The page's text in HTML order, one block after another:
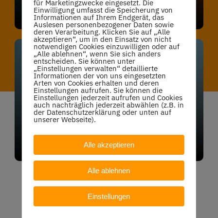
Dolor sit amet magna
Meet our team
The Instructors
Dolor sit amet magna
für Marketingzwecke eingesetzt. Die
Einwilligung umfasst die Speicherung von
Informationen auf Ihrem Endgerät, das
Auslesen personenbezogener Daten sowie
deren Verarbeitung. Klicken Sie auf „Alle
akzeptieren“, um in den Einsatz von nicht
notwendigen Cookies einzuwilligen oder auf
„Alle ablehnen“, wenn Sie sich anders
entscheiden. Sie können unter
„Einstellungen verwalten“ detaillierte
Informationen der von uns eingesetzten
Arten von Cookies erhalten und deren
Einstellungen aufrufen. Sie können die
Einstellungen jederzeit aufrufen und Cookies
auch nachträglich jederzeit abwählen (z.B. in
der Datenschutzerklärung oder unten auf
unserer Webseite).
Alle akzeptieren
Alle ablehnen
Einstellungen